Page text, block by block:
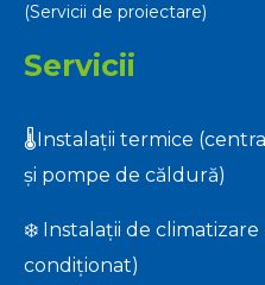
(Servicii de proiectare)
Servicii
🌡️Instalații termice
și pompe de căldură)
❄️ Instalații de climatizare
condiționat)